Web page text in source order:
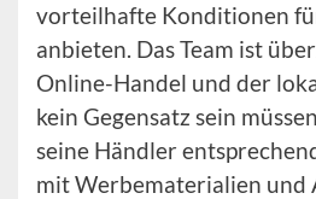
vorteilhafte Konditionen
anbieten. Das Team ist
Online-Handel und der
kein Gegensatz sein
seine Händler
mit Werbematerialien und